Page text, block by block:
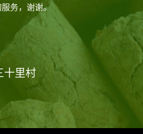
务，谢谢。
十里村